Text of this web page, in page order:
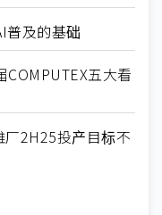
普及的基础
五大看
2H25投产目标不